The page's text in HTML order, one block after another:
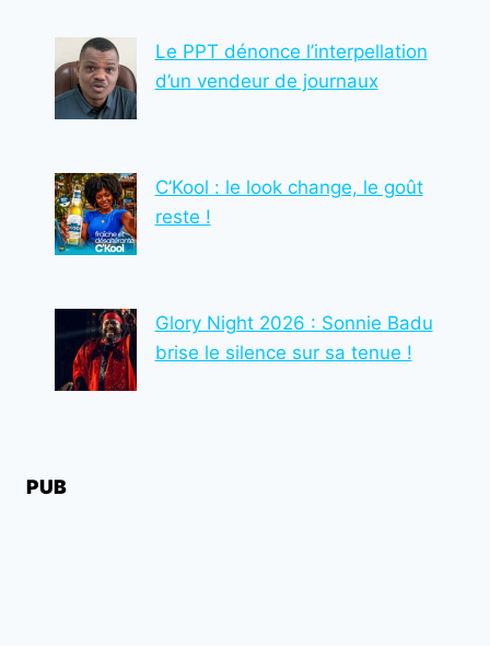
POSITIF
ET
Le PPT dénonce l’interpellation
d’un vendeur de journaux
C’Kool : le look change, le goût
reste !
Glory Night 2026 : Sonnie Badu
brise le silence sur sa tenue !
PUB